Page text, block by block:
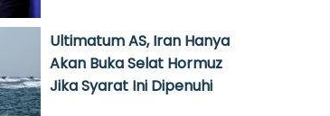
Ultimatum AS, Iran Hanya
Akan Buka Selat Hormuz
Jika Syarat Ini Dipenuhi